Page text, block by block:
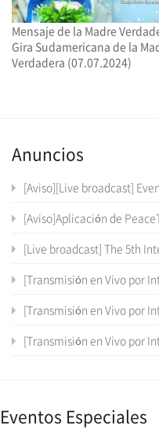
Mensaje de la Madre
Gira Sudamericana de la
Verdadera (07.07.2024)
Anuncios
[Aviso][Live broadcast] Eventos Conmemorativos de la
[Aviso]Aplicación de
[Live broadcast] The 5th
[Transmisión en Vivo por Internet] Semana Conmemorativa del Santo
[Transmisión en Vivo por Internet] Semana de
[Transmisión en Vivo por Internet] 18° Aniversario de la
Eventos Especiales